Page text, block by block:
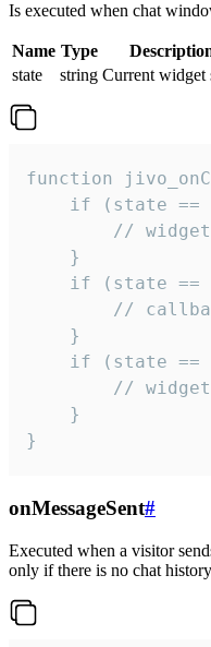
Is executed when chat
Name Type
state
string Current widget
function
if (state ==
//
    }
if (state ==
//
    }
if (state ==
//
    }
}
onMessageSent#
Executed when a visitor
only if there is no chat